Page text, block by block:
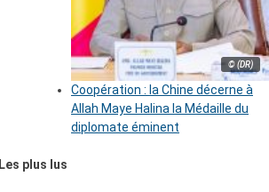
© (DR)
Coopération : la Chine décerne à
Allah Maye Halina la Médaille du
diplomate éminent
Les plus lus